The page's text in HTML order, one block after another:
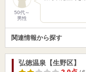
50代～
男性
関連情報から探す
弘徳温泉【生野区】